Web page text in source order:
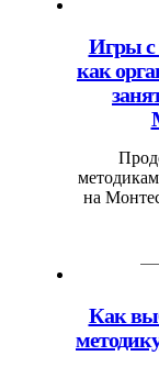
Игры с
как
на
Как